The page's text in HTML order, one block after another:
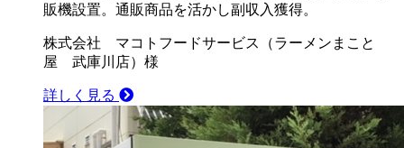
販機設置。通販商品を活かし副収入獲得。
株式会社 マコトフードサービス（ラーメンまこと
屋 武庫川店）様
詳しく見る